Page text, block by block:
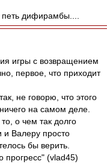
дифирамбы....
игры с возвращением
первое, что приходит
не говорю, что этого
на самом деле.
о чем так долго
и Валеру просто
бы верить.
прогресс" (vlad45)